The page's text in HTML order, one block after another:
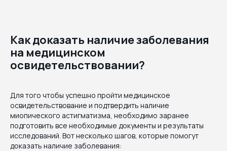
Как доказать наличие заболевания
на медицинском
освидетельствовании?
Для того чтобы успешно пройти медицинское
освидетельствование и подтвердить наличие
миопического астигматизма, необходимо заранее
подготовить все необходимые документы и результаты
исследований. Вот несколько шагов, которые помогут
доказать наличие заболевания: